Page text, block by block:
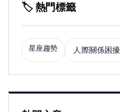
🏷️ 熱門標籤
星座趨勢 人際關係困擾